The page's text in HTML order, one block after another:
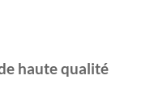
haute qualité